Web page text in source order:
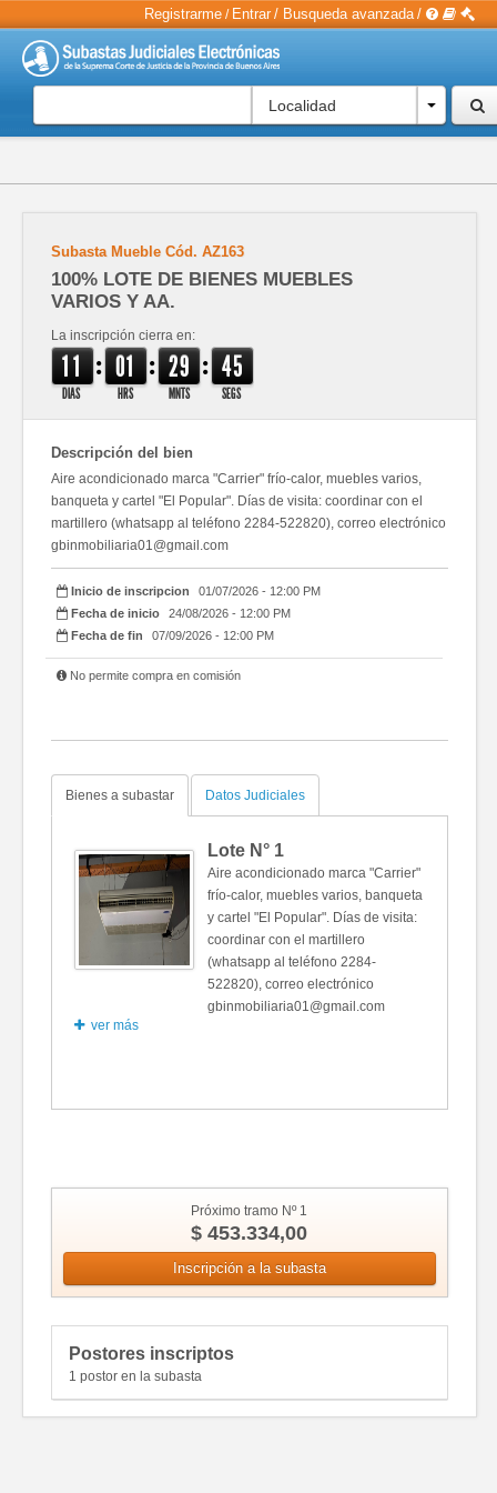
Registrarme / Entrar / Busqueda avanzada /
Localidad
Subasta Mueble Cód. AZ163
100% LOTE DE BIENES MUEBLES
VARIOS Y AA.
La inscripción cierra en:
11
DIAS
: 01
HRS
: 29
MNTS
: 45
SEGS
Descripción del bien
Aire acondicionado marca "Carrier" frío-calor, muebles varios,
banqueta y cartel "El Popular". Días de visita: coordinar con el
martillero (whatsapp al teléfono 2284-522820), correo electrónico
gbinmobiliaria01@gmail.com
Inicio de inscripcion
01/07/2026 - 12:00 PM
Fecha de inicio
24/08/2026 - 12:00 PM
Fecha de fin
07/09/2026 - 12:00 PM
No permite compra en comisión
Bienes a subastar Datos Judiciales
Lote N° 1
Aire acondicionado marca "Carrier"
frío-calor, muebles varios, banqueta
y cartel "El Popular". Días de visita:
coordinar con el martillero
(whatsapp al teléfono 2284-
522820), correo electrónico
gbinmobiliaria01@gmail.com
ver más
Próximo tramo Nº 1
$ 453.334,00
Inscripción a la subasta
Postores inscriptos
1 postor en la subasta